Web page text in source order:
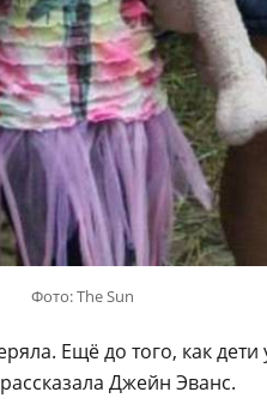
Фото: The Sun
Ещё до того, как
Джейн Эванс.